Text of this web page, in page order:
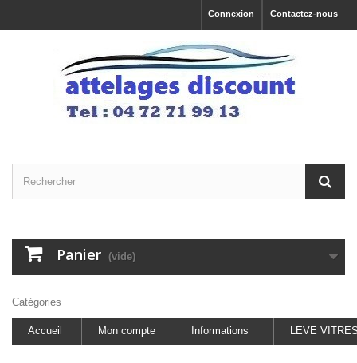
Contactez-nous
Connexion
Panier (vide)
Catégories
Accueil Mon compte Informations LEVE